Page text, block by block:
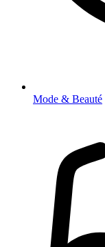
Mode & Beauté